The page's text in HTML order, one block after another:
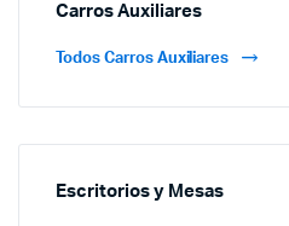
Carros Auxiliares
Todos Carros Auxiliares
Escritorios y Mesas